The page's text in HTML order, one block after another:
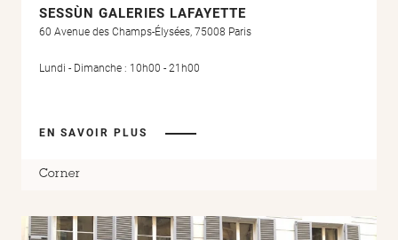
SESSÙN GALERIES LAFAYETTE
60 Avenue des Champs-Élysées, 75008 Paris
Lundi - Dimanche : 10h00 - 21h00
EN SAVOIR PLUS
Corner